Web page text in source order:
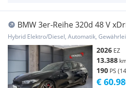
BMW 3er-Reihe 320d 48 V
Hybrid Elektro/Diesel, Automatik,
2026 EZ
13.388
190 PS
€